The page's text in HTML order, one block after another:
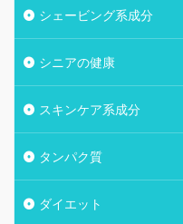
シェービング系成分
シニアの健康
スキンケア系成分
タンパク質
ダイエット